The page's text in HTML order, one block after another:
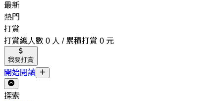
最新
熱門
打賞
打賞總人數 0 人 / 累積打賞 0 元
我要打賞
開始閱讀
探索